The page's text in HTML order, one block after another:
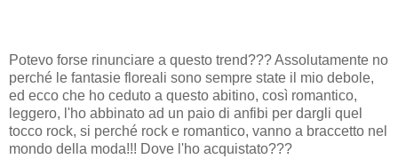
Potevo forse rinunciare a questo trend??? Assolutamente no
perché le fantasie floreali sono sempre state il mio debole,
ed ecco che ho ceduto a questo abitino, così romantico,
leggero, l'ho abbinato ad un paio di anfibi per dargli quel
tocco rock, si perché rock e romantico, vanno a braccetto nel
mondo della moda!!! Dove l'ho acquistato???